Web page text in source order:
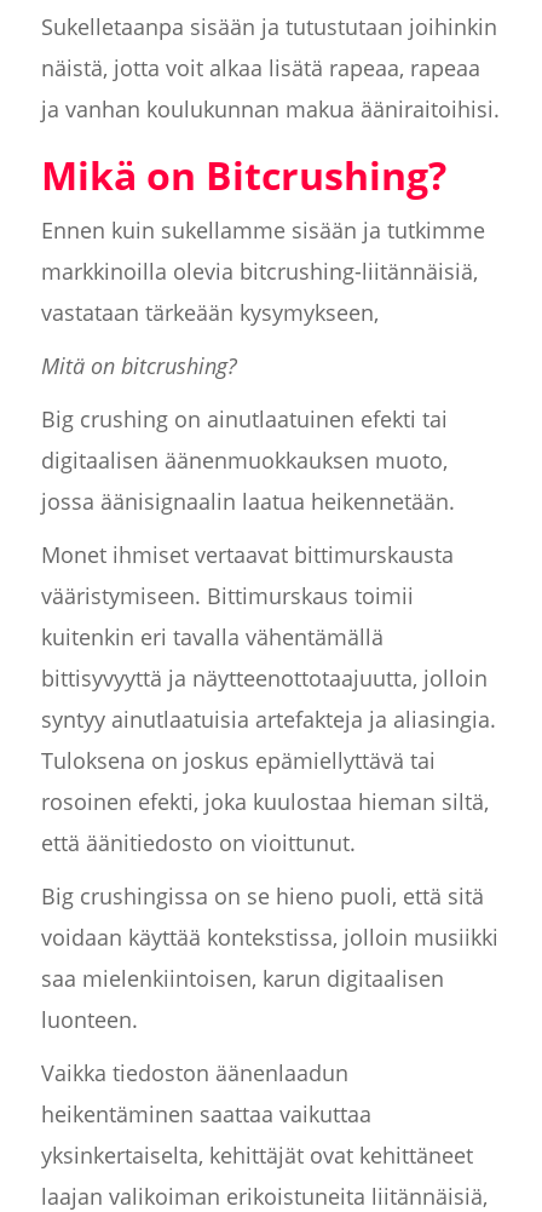
Sukelletaanpa sisään ja tutustutaan joihinkin
näistä, jotta voit alkaa lisätä rapeaa, rapeaa
ja vanhan koulukunnan makua ääniraitoihisi.
Mikä on Bitcrushing?
Ennen kuin sukellamme sisään ja tutkimme
markkinoilla olevia bitcrushing-liitännäisiä,
vastataan tärkeään kysymykseen,
Mitä on bitcrushing?
Big crushing on ainutlaatuinen efekti tai
digitaalisen äänenmuokkauksen muoto,
jossa äänisignaalin laatua heikennetään.
Monet ihmiset vertaavat bittimurskausta
vääristymiseen. Bittimurskaus toimii
kuitenkin eri tavalla vähentämällä
bittisyvyyttä ja näytteenottotaajuutta, jolloin
syntyy ainutlaatuisia artefakteja ja aliasingia.
Tuloksena on joskus epämiellyttävä tai
rosoinen efekti, joka kuulostaa hieman siltä,
että äänitiedosto on vioittunut.
Big crushingissa on se hieno puoli, että sitä
voidaan käyttää kontekstissa, jolloin musiikki
saa mielenkiintoisen, karun digitaalisen
luonteen.
Vaikka tiedoston äänenlaadun
heikentäminen saattaa vaikuttaa
yksinkertaiselta, kehittäjät ovat kehittäneet
laajan valikoiman erikoistuneita liitännäisiä,